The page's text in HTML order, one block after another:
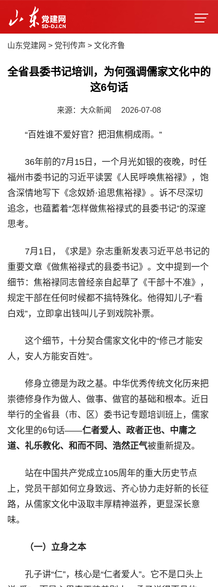
山东党建网 > 党刊传声 > 文化齐鲁
全省县委书记培训，为何强调儒家文化中的
这6句话
来源：大众新闻 2026-07-08
“百姓谁不爱好官？把泪焦桐成雨。”
36年前的7月15日，一个月光如银的夜晚，时任
福州市委书记的习近平读罢《人民呼唤焦裕禄》，饱
含深情地写下《念奴娇·追思焦裕禄》。诉不尽深切
追念，也蕴蓄着“怎样做焦裕禄式的县委书记”的深邃
思考。
7月1日，《求是》杂志重新发表习近平总书记的
重要文章《做焦裕禄式的县委书记》。文中提到一个
细节：焦裕禄同志曾经亲自起草了《干部十不准》，
规定干部在任何时候都不搞特殊化。他得知儿子“看
白戏”，立即拿出钱叫儿子到戏院补票。
这个细节，十分契合儒家文化中的“修己才能安
人，安人方能安百姓”。
修身立德是为政之基。中华优秀传统文化历来把
崇德修身作为做人、做事、做官的基础和根本。近日
举行的全省县（市、区）委书记专题培训班上，儒家
文化里的6句话——仁者爱人、政者正也、中庸之
道、礼乐教化、和而不同、浩然正气被重新提及。
站在中国共产党成立105周年的重大历史节点
上，党员干部如何立身致远、齐心协力走好新的长征
路，从儒家文化中汲取丰厚精神滋养，更显深长意
味。
（一）立身之本
孔子讲“仁”，核心是“仁者爱人”。它不是口头上